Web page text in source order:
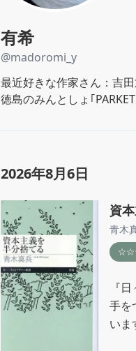
有希
@madoromi_y
最近好きな作家さん：吉
徳島のみんとしょ｢
2026年8月6日
資
青木
『
手を
いま